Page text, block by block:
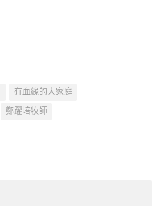
冇血緣的大家庭
鄭躍培牧師